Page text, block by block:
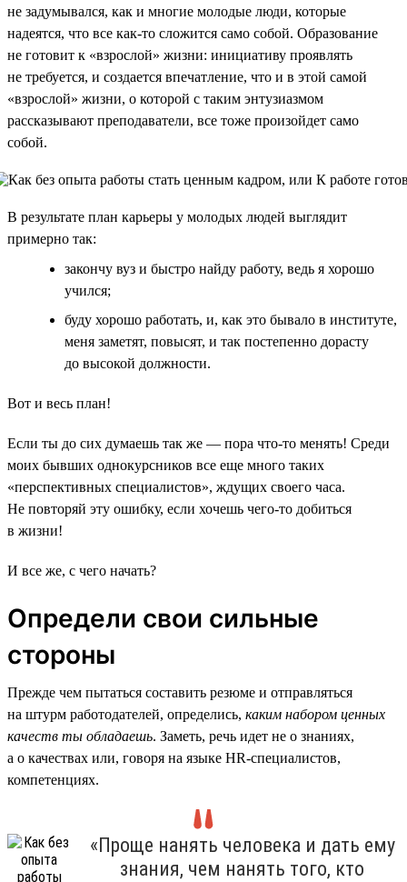
не задумывался, как и многие молодые люди, которые
надеятся, что все как-то сложится само собой. Образование
не готовит к «взрослой» жизни: инициативу проявлять
не требуется, и создается впечатление, что и в этой самой
«взрослой» жизни, о которой с таким энтузиазмом
рассказывают преподаватели, все тоже произойдет само
собой.
В результате план карьеры у молодых людей выглядит
примерно так:
закончу вуз и быстро найду работу, ведь я хорошо
учился;
буду хорошо работать, и, как это бывало в институте,
меня заметят, повысят, и так постепенно дорасту
до высокой должности.
Вот и весь план!
Если ты до сих думаешь так же — пора что-то менять! Среди
моих бывших однокурсников все еще много таких
«перспективных специалистов», ждущих своего часа.
Не повторяй эту ошибку, если хочешь чего-то добиться
в жизни!
И все же, с чего начать?
Определи свои сильные
стороны
Прежде чем пытаться составить резюме и отправляться
на штурм работодателей, определись, каким набором ценных
качеств ты обладаешь. Заметь, речь идет не о знаниях,
а о качествах или, говоря на языке HR-специалистов,
компетенциях.
«Проще нанять человека и дать ему
знания, чем нанять того, кто